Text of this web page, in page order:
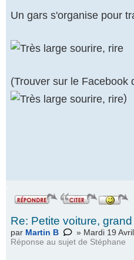
Un gars s'organise pour
(Trouver sur le Facebook
)
.
Re: Petite voiture,
par Martin B
» Mardi 19
Réponse au sujet de Stéphane